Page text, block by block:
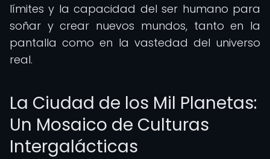
límites y la capacidad del ser humano para
soñar y crear nuevos mundos, tanto en la
pantalla como en la vastedad del universo
real.
La Ciudad de los Mil Planetas:
Un Mosaico de Culturas
Intergalácticas